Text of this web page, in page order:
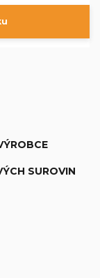
SUROVIN